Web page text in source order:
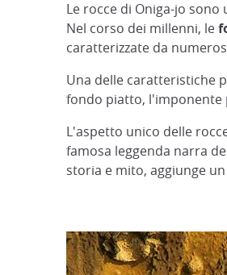
Le rocce di Oniga-jo sono
Nel corso dei millenni, le
caratterizzate da
Una delle caratteristiche
fondo piatto, l'imponente
L'aspetto unico delle
famosa leggenda narra
storia e mito, aggiunge